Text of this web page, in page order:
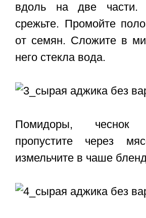
вдоль на две части.
срежьте. Промойте
от семян. Сложите в
него стекла вода.
Помидоры,
пропустите через
измельчите в чаше